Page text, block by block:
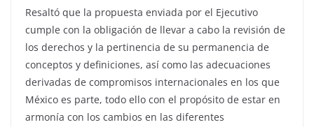
Resaltó que la propuesta enviada por el Ejecutivo
cumple con la obligación de llevar a cabo la revisión de
los derechos y la pertinencia de su permanencia de
conceptos y definiciones, así como las adecuaciones
derivadas de compromisos internacionales en los que
México es parte, todo ello con el propósito de estar en
armonía con los cambios en las diferentes